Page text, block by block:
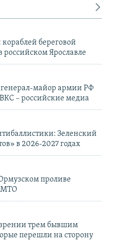
береговой
Ярославле
майор армии РФ
– российские медиа
Зеленский
в 2026-2027 годах
проливе
трем бывшим
перешли на сторону